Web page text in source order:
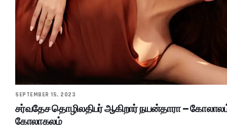
SEPTEMBER 15, 2023
சர்வதேச தொழிலதிபர் ஆகிறார் நயன்தாரா –
கோலாகலம்